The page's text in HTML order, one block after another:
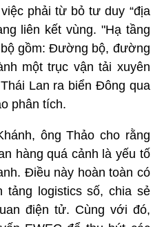
phải từ bỏ tư duy “địa
liên kết vùng. "Hạ tầng
gồm: Đường bộ, đường
một trục vận tải xuyên
Lan ra biển Đông qua
phân tích.
ông Thảo cho rằng
hàng quá cảnh là yếu tố
Điều này hoàn toàn có
logistics số, chia sẻ
điện tử. Cùng với đó,